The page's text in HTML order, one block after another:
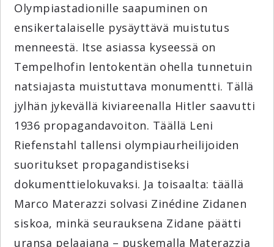
Olympiastadionille saapuminen on
ensikertalaiselle pysäyttävä muistutus
menneestä. Itse asiassa kyseessä on
Tempelhofin lentokentän ohella tunnetuin
natsiajasta muistuttava monumentti. Tällä
jylhän jykevällä kiviareenalla Hitler saavutti
1936 propagandavoiton. Täällä Leni
Riefenstahl tallensi olympiaurheilijoiden
suoritukset propagandistiseksi
dokumenttielokuvaksi. Ja toisaalta: täällä
Marco Materazzi solvasi Zinédine Zidanen
siskoa, minkä seurauksena Zidane päätti
uransa pelaajana – puskemalla Materazzia